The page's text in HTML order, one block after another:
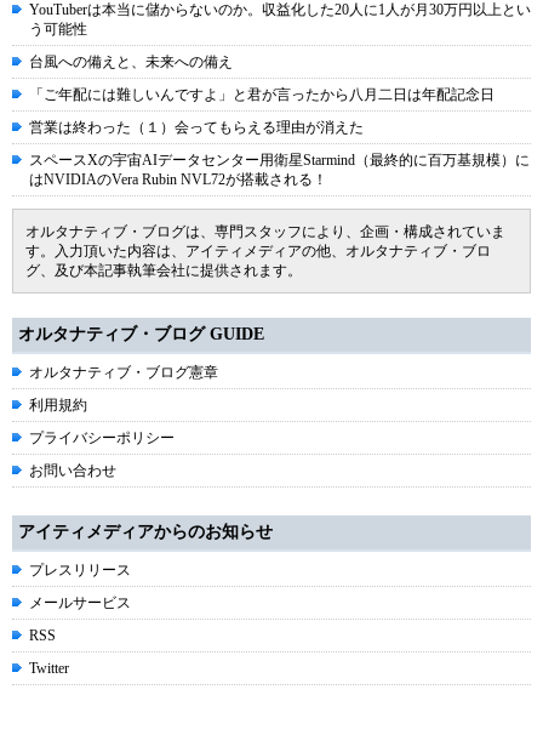
YouTuberは本当に儲からないのか。収益化した20人に1人が月30万円以上とい
う可能性
台風への備えと、未来への備え
「ご年配には難しいんですよ」と君が言ったから八月二日は年配記念日
営業は終わった（１）会ってもらえる理由が消えた
スペースXの宇宙AIデータセンター用衛星Starmind（最終的に百万基規模）に
はNVIDIAのVera Rubin NVL72が搭載される！
オルタナティブ・ブログは、専門スタッフにより、企画・構成されていま
す。入力頂いた内容は、アイティメディアの他、オルタナティブ・ブロ
グ、及び本記事執筆会社に提供されます。
オルタナティブ・ブログ GUIDE
オルタナティブ・ブログ憲章
利用規約
プライバシーポリシー
お問い合わせ
アイティメディアからのお知らせ
プレスリリース
メールサービス
RSS
Twitter